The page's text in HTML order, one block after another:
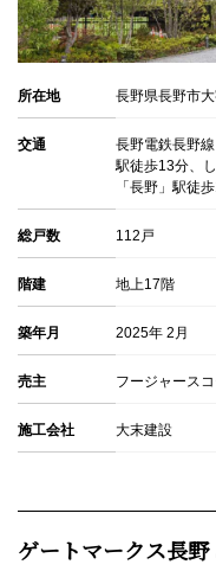
所在地 長野県長野市
交通
長野電鉄長野
駅徒歩13分、
「長野」駅徒
総戸数 112戸
階建 地上17階
築年月 2025年 2月
売主 フージャース
施工会社 大末建設
ゲートマークス長